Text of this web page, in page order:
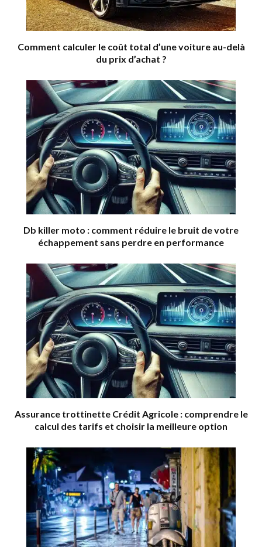
Comment calculer le coût total d’une voiture au-delà
du prix d’achat ?
Db killer moto : comment réduire le bruit de votre
échappement sans perdre en performance
Assurance trottinette Crédit Agricole : comprendre le
calcul des tarifs et choisir la meilleure option